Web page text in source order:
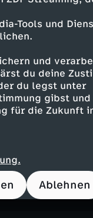
Tools und
und
du deine
du legst unter
gibst
für die Zukunft
Ablehnen
ist unterwegs
Drohnen die
die sich
aber nicht für
Mit den